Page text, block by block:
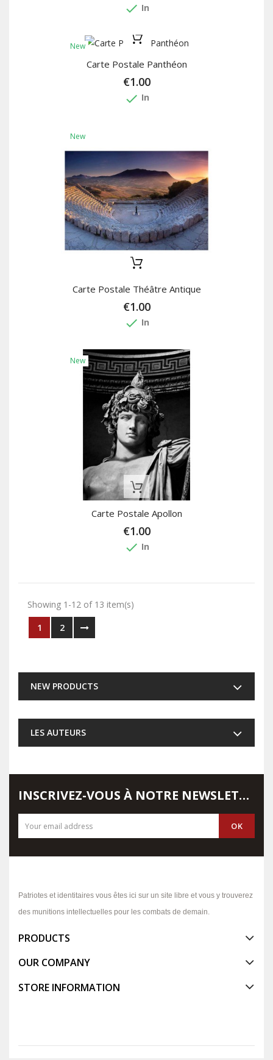
done In
New
Carte Postale Panthéon
€1.00
done In
New
Carte Postale Théâtre Antique
€1.00
done In
New
Carte Postale Apollon
€1.00
done In
Showing 1-12 of 13 item(s)
1
2
NEW PRODUCTS
LES AUTEURS
INSCRIVEZ-VOUS À NOTRE NEWSLETTER
Patriotes et identitaires vous êtes ici sur un site libre et vous y trouverez
des munitions intellectuelles pour les combats de demain.
PRODUCTS
OUR COMPANY
STORE INFORMATION